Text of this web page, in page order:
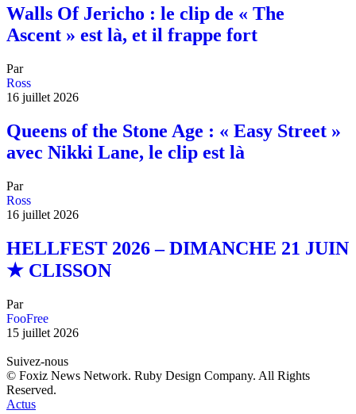
Walls Of Jericho : le clip de « The
Ascent » est là, et il frappe fort
Par
Ross
16 juillet 2026
Queens of the Stone Age : « Easy Street »
avec Nikki Lane, le clip est là
Par
Ross
16 juillet 2026
HELLFEST 2026 – DIMANCHE 21 JUIN
★ CLISSON
Par
FooFree
15 juillet 2026
Suivez-nous
© Foxiz News Network. Ruby Design Company. All Rights
Reserved.
Actus